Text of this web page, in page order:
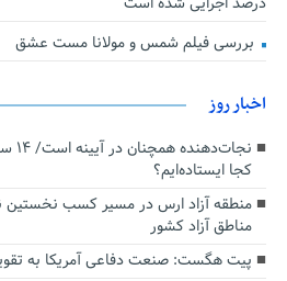
بررسی فیلم شمس و مولانا مست عشق
اخبار روز
کجا ایستاده‌ایم؟
منطقه آزاد ارس در مسیر کسب نخستین
مناطق آزاد کشور
پیت هگست: صنعت دفاعی آمریکا به